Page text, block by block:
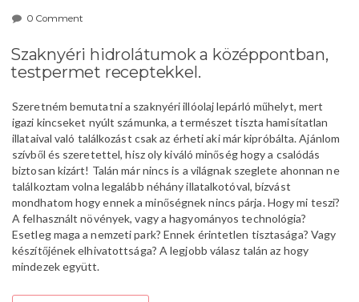
0 Comment
Szaknyéri hidrolátumok a középpontban,
testpermet receptekkel.
Szeretném bemutatni a szaknyéri illóolaj lepárló műhelyt, mert
igazi kincseket nyúlt számunka, a természet tiszta hamisítatlan
illataival való találkozást csak az érheti aki már kipróbálta. Ajánlom
szívből és szeretettel, hisz oly kiváló minőség hogy a csalódás
biztosan kizárt! Talán már nincs is a világnak szeglete ahonnan ne
találkoztam volna legalább néhány illatalkotóval, bízvást
mondhatom hogy ennek a minőségnek nincs párja. Hogy mi teszi?
A felhasznált növények, vagy a hagyományos technológia?
Esetleg maga a nemzeti park? Ennek érintetlen tisztasága? Vagy
készítőjének elhivatottsága? A legjobb válasz talán az hogy
mindezek együtt.